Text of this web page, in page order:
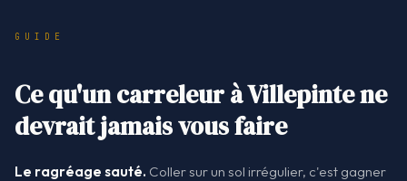
GUIDE
Ce qu'un carreleur à Villepinte ne
devrait jamais vous faire
Le ragréage sauté. Coller sur un sol irrégulier, c'est gagner